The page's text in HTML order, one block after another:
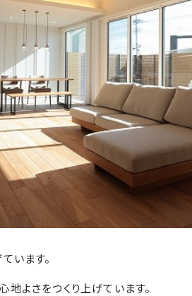
います。
地よさをつくり上げています。